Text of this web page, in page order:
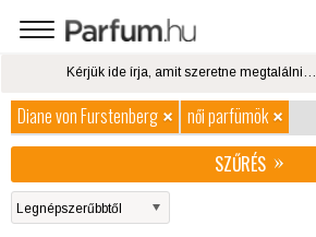
Diane von Furstenberg
női parfümök
SZŰRÉS